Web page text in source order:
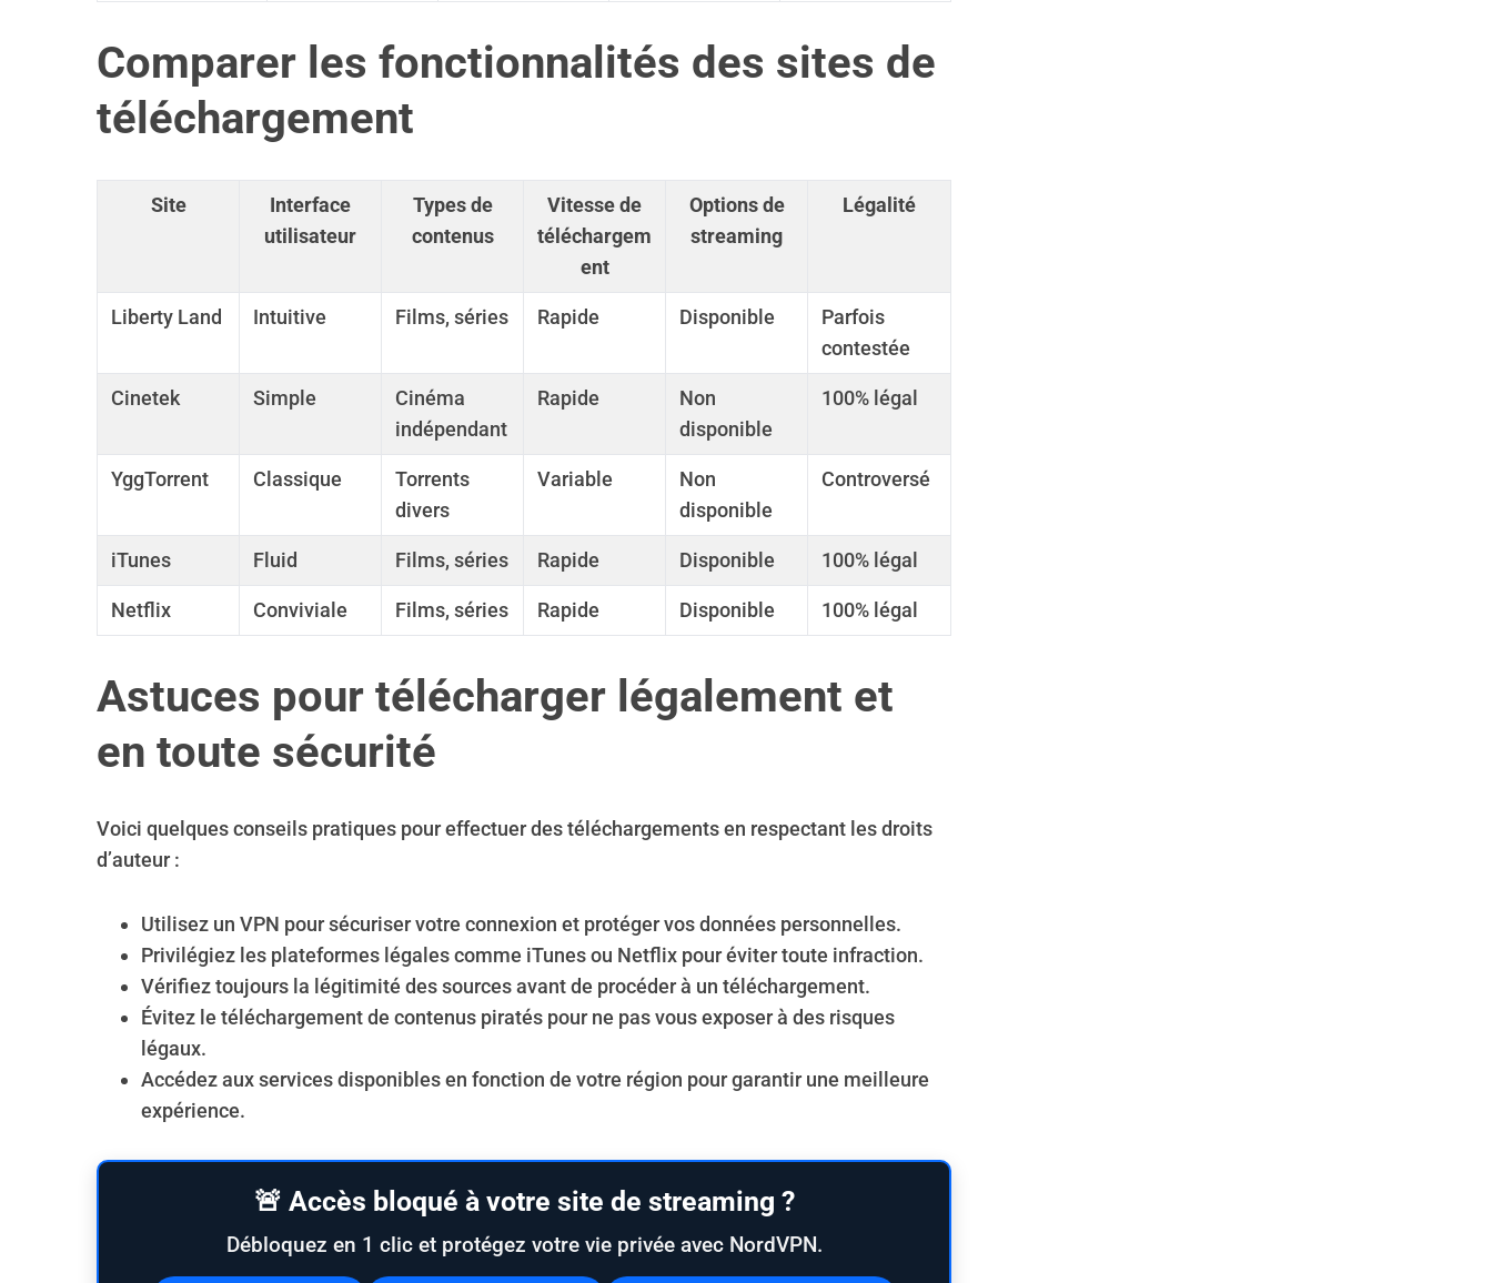
Comparer les fonctionnalités des sites de
téléchargement
Site
Interface
utilisateur
Types de
contenus
Vitesse de
téléchargem
ent
Options de
streaming
Légalité
Liberty Land Intuitive Films, séries Rapide Disponible
Parfois
contestée
Cinetek Simple
Cinéma
indépendant
Rapide
Non
disponible
100% légal
YggTorrent Classique
Torrents
divers
Variable
Non
disponible
Controversé
iTunes Fluid Films, séries Rapide Disponible 100% légal
Netflix Conviviale Films, séries Rapide Disponible 100% légal
Astuces pour télécharger légalement et
en toute sécurité
Voici quelques conseils pratiques pour effectuer des téléchargements en respectant les droits
d’auteur :
Utilisez un VPN pour sécuriser votre connexion et protéger vos données personnelles.
Privilégiez les plateformes légales comme iTunes ou Netflix pour éviter toute infraction.
Vérifiez toujours la légitimité des sources avant de procéder à un téléchargement.
Évitez le téléchargement de contenus piratés pour ne pas vous exposer à des risques
légaux.
Accédez aux services disponibles en fonction de votre région pour garantir une meilleure
expérience.
🚨 Accès bloqué à votre site de streaming ?
Débloquez en 1 clic et protégez votre vie privée avec NordVPN.